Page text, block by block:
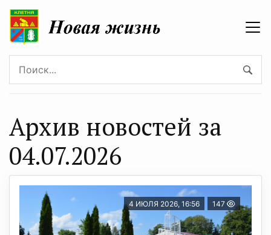
Архив новостей за
04.07.2026
4 ИЮЛЯ 2026, 16:56 147